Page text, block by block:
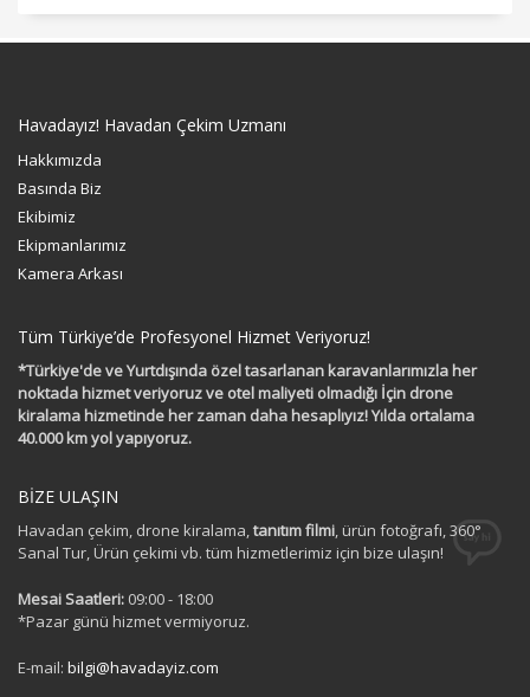
Havadayız! Havadan Çekim Uzmanı
Hakkımızda
Basında Biz
Ekibimiz
Ekipmanlarımız
Kamera Arkası
Tüm Türkiye’de Profesyonel Hizmet Veriyoruz!
*Türkiye'de ve Yurtdışında özel tasarlanan karavanlarımızla her
noktada hizmet veriyoruz ve otel maliyeti olmadığı İçin drone
kiralama hizmetinde her zaman daha hesaplıyız! Yılda ortalama
40.000 km yol yapıyoruz.
BİZE ULAŞIN
Havadan çekim, drone kiralama,tanıtım filmi, ürün fotoğrafı, 360°
Sanal Tur, Ürün çekimi vb. tüm hizmetlerimiz için bize ulaşın!
Mesai Saatleri: 09:00 - 18:00
*Pazar günü hizmet vermiyoruz.
E-mail: bilgi@havadayiz.com